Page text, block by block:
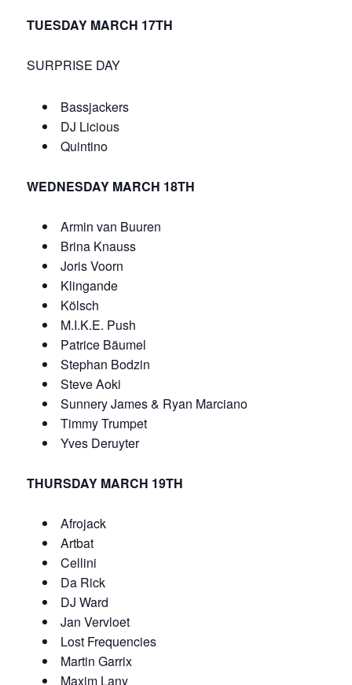
TUESDAY MARCH 17TH
SURPRISE DAY
Bassjackers
DJ Licious
Quintino
WEDNESDAY MARCH 18TH
Armin van Buuren
Brina Knauss
Joris Voorn
Klingande
Kölsch
M.I.K.E. Push
Patrice Bäumel
Stephan Bodzin
Steve Aoki
Sunnery James & Ryan Marciano
Timmy Trumpet
Yves Deruyter
THURSDAY MARCH 19TH
Afrojack
Artbat
Cellini
Da Rick
DJ Ward
Jan Vervloet
Lost Frequencies
Martin Garrix
Maxim Lany